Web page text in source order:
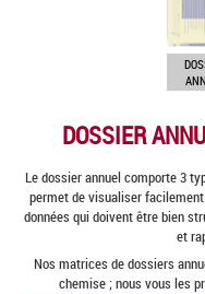
DOSSIER
Le dossier annuel comporte 3
permet de visualiser
données qui doivent être bien
et
Nos matrices de dossiers
chemise ; nous vous les